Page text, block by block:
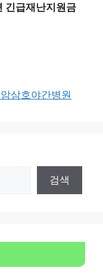
긴급재난지원금
삼호야간병원
검색